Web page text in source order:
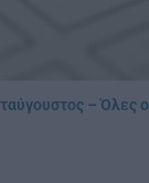
– Όλες